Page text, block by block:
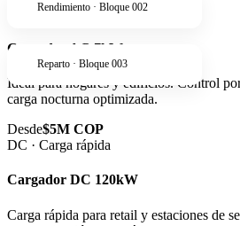
Rendimiento · Bloque 002
Reparto · Bloque 003
AC · Residencial
Cargador AC 7kW
Ideal para hogares y edificios. Control
carga nocturna optimizada.
Desde$5M COP
DC · Carga rápida
Cargador DC 120kW
Carga rápida para retail y estaciones de